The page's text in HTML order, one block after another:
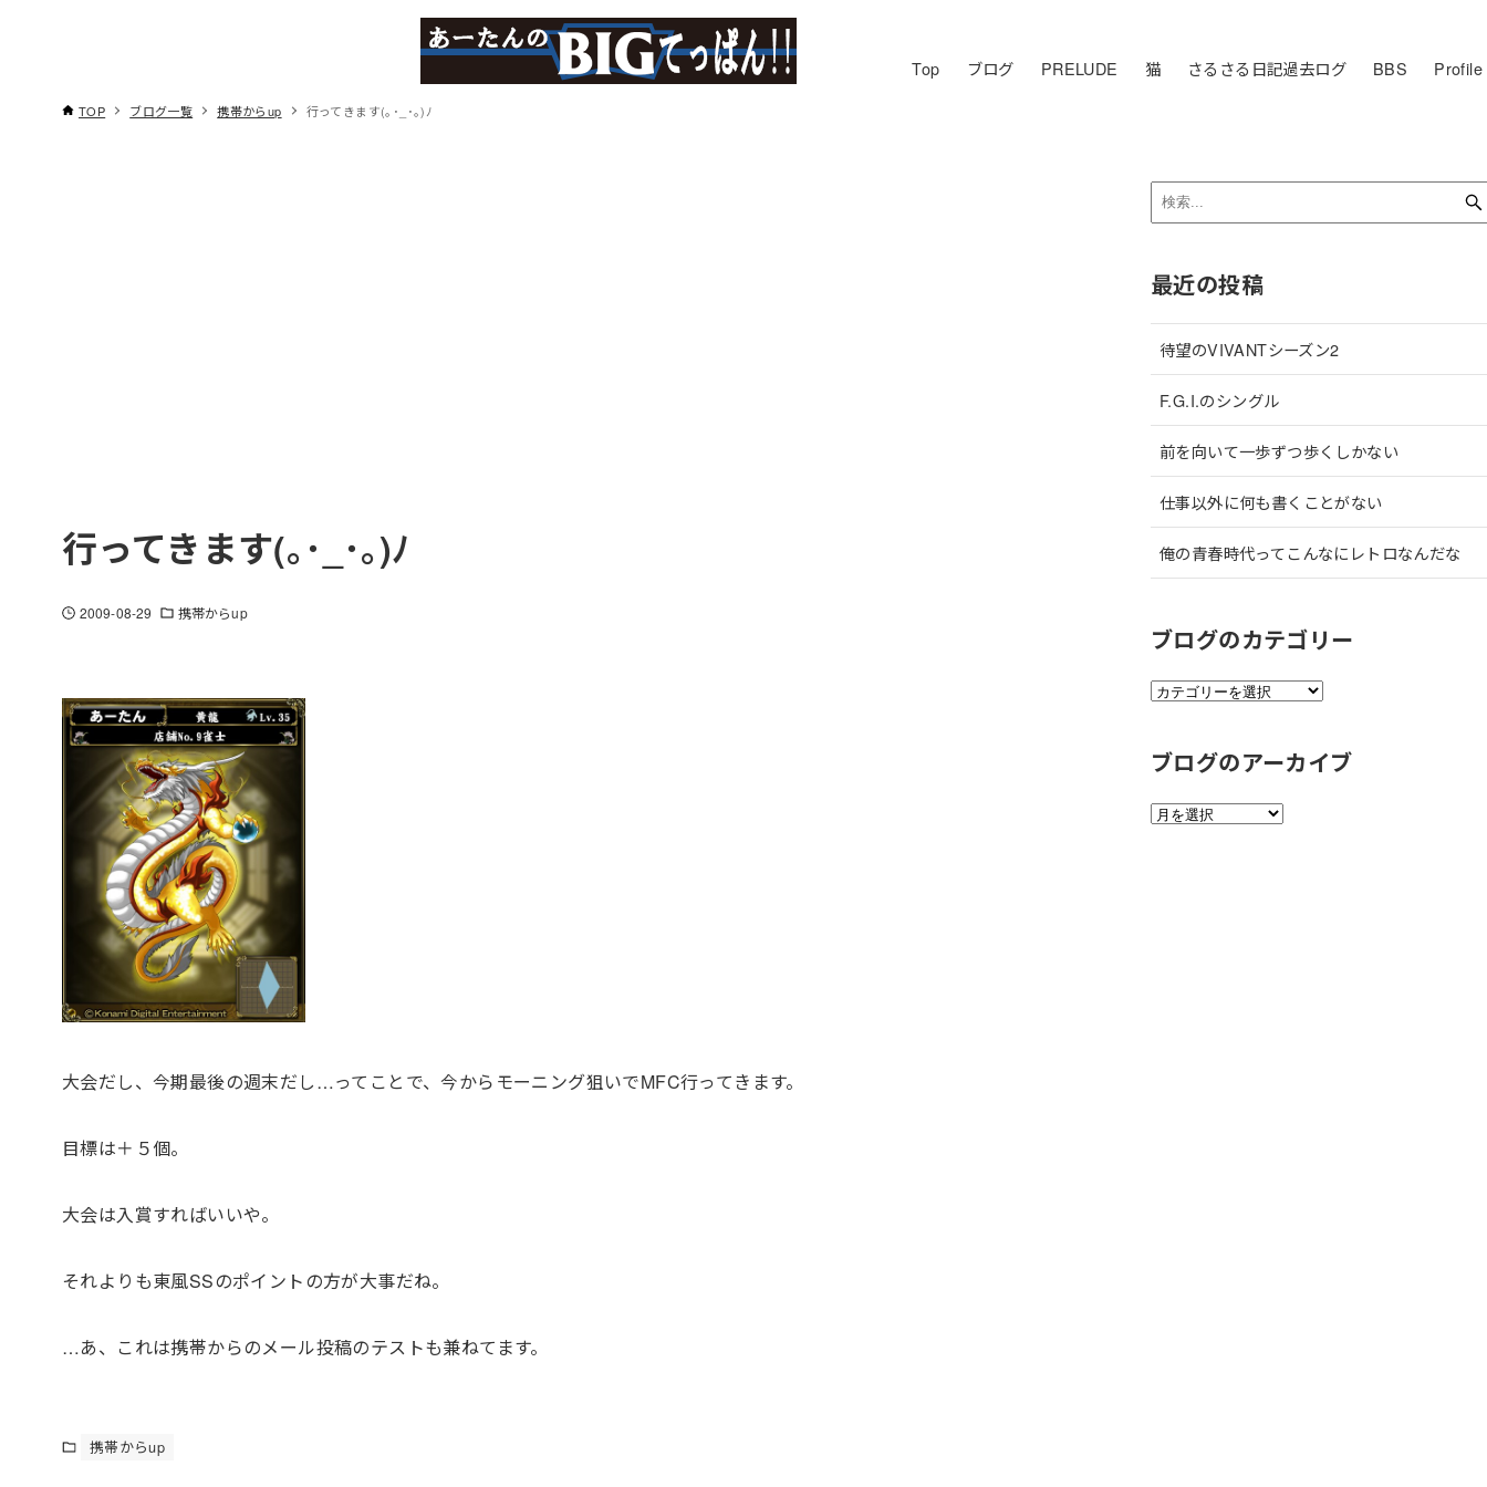
Top ブログ PRELUDE 猫 さるさる日記過去ログ BBS Profile
TOP ブログ一覧 携帯からup 行ってきます(｡･_･｡)ﾉ
行ってきます(｡･_･｡)ﾉ
2009-08-29 携帯からup
大会だし、今期最後の週末だし…ってことで、今からモーニング狙いでMFC行ってきます。
目標は＋５個。
大会は入賞すればいいや。
それよりも東風SSのポイントの方が大事だね。
…あ、これは携帯からのメール投稿のテストも兼ねてます。
携帯からup
最近の投稿
待望のVIVANTシーズン2
F.G.I.のシングル
前を向いて一歩ずつ歩くしかない
仕事以外に何も書くことがない
俺の青春時代ってこんなにレトロなんだな
ブログのカテゴリー
ブ
の
テ
ゴ
ブログのアーカイブ
ブ